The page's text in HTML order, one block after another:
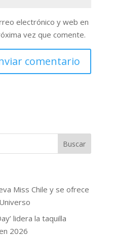
electrónico y web en
vez que comente.
Buscar
Miss Chile y se ofrece
lidera la taquilla
2026